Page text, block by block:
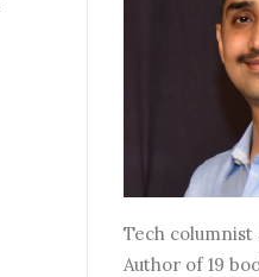
Tech columnist
Author of 19